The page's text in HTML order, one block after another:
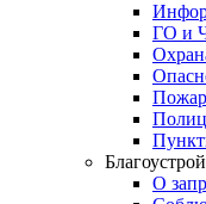
ГО и
О